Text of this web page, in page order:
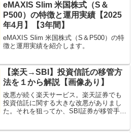
eMAXIS Slim 米国株式（S＆
P500）の特徴と運用実績【2025
年4月】【3年間】
eMAXIS Slim 米国株式（S＆P500）の特
徴と運用実績を紹介します。
【楽天→SBI】投資信託の移管方
法を１から解説【画像あり】
改悪が続く楽天サービス。楽天証券でも
投資信託に関する大きな改悪がありまし
た。それを狙ってか、SBI証券が移管手数